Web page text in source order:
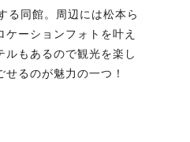
る同館。周辺には松本ら
ケーションフォトを叶え
ルもあるので観光を楽し
るのが魅力の一つ！